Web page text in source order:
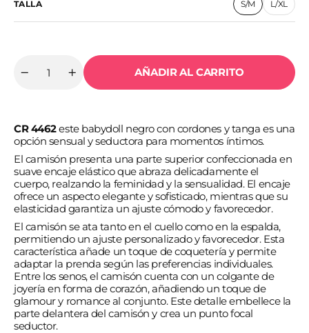
TALLA S/MVariante
agotada
L/XL
Reducir
CR
4462
NEGRO
S/M
Cantidad
Aumentar
cantidad
CR
4462
BABYDOLL
NEGRO
S/M
AÑADIR AL CARRITO
CR 4462este babydoll negro con cordones y tanga es una
opción sensual y seductora para momentos íntimos.
El camisón presenta una parte superior confeccionada en
suave encaje elástico que abraza delicadamente el
cuerpo, realzando la feminidad y la sensualidad. El encaje
ofrece un aspecto elegante y sofisticado, mientras que su
elasticidad garantiza un ajuste cómodo y favorecedor.
El camisón se ata tanto en el cuello como en la espalda,
permitiendo un ajuste personalizado y favorecedor. Esta
característica añade un toque de coquetería y permite
adaptar la prenda según las preferencias individuales.
Entre los senos, el camisón cuenta con un colgante de
joyería en forma de corazón, añadiendo un toque de
glamour y romance al conjunto. Este detalle embellece la
parte delantera del camisón y crea un punto focal
seductor.